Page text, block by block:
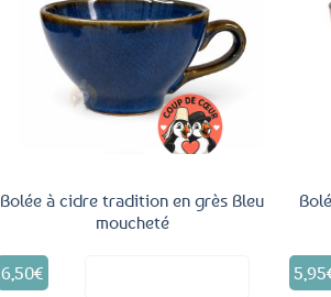
Ajouter
aux
favoris
Bolée à cidre tradition en grès Bleu
moucheté
6,50€ 5,95